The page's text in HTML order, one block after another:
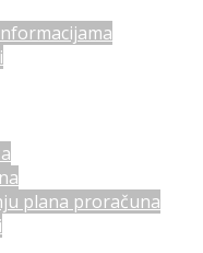
plana proračuna